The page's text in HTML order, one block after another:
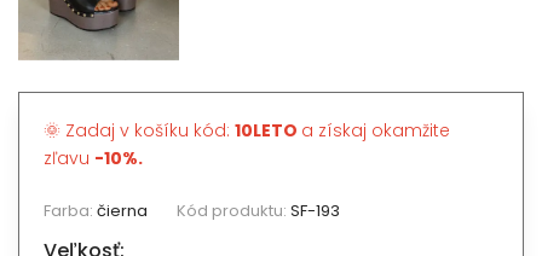
🌞 Zadaj v košíku kód: 10LETO a získaj okamžite
zľavu -10%.
Farba: čierna Kód produktu: SF-193
Veľkosť: